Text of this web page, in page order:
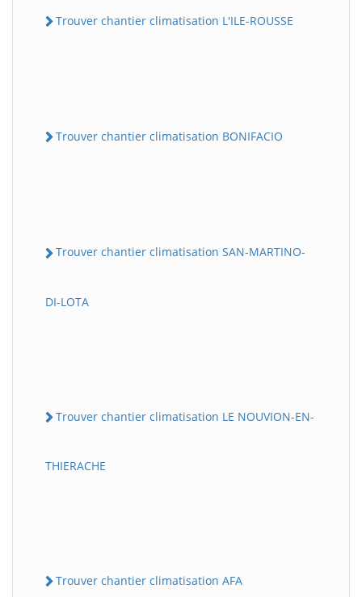
Trouver chantier climatisation L'ILE-ROUSSE
Trouver chantier climatisation BONIFACIO
Trouver chantier climatisation SAN-MARTINO-
DI-LOTA
Trouver chantier climatisation LE NOUVION-EN-
THIERACHE
Trouver chantier climatisation AFA